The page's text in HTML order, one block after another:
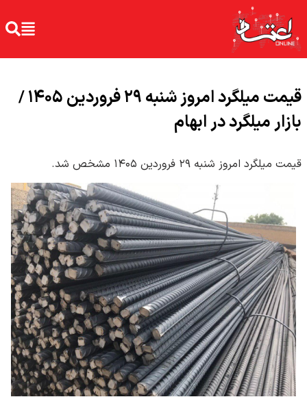
قیمت میلگرد امروز شنبه ۲۹ فروردین ۱۴۰۵ /
بازار میلگرد در ابهام
قیمت میلگرد امروز شنبه ۲۹ فروردین ۱۴۰۵ مشخص شد.